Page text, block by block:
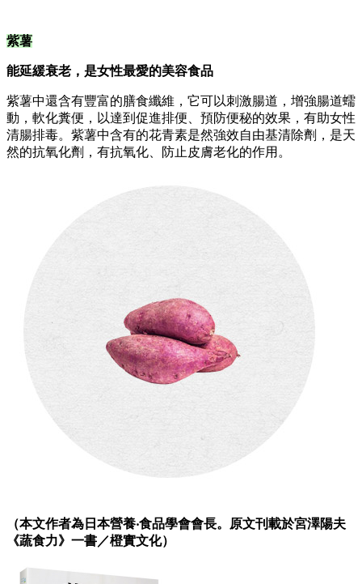
紫薯
能延緩衰老，是女性最愛的美容食品
紫薯中還含有豐富的膳食纖維，它可以刺激腸道，增強腸道蠕
動，軟化糞便，以達到促進排便、預防便秘的效果，有助女性
清腸排毒。紫薯中含有的花青素是然強效自由基清除劑，是天
然的抗氧化劑，有抗氧化、防止皮膚老化的作用。
（本文作者為日本營養‧食品學會會長。原文刊載於宮澤陽夫
《蔬食力》一書／橙實文化）